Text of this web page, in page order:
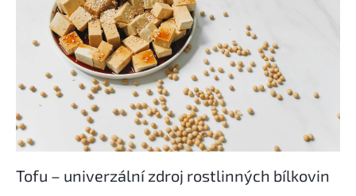
Tofu – univerzální zdroj rostlinných bílkovin